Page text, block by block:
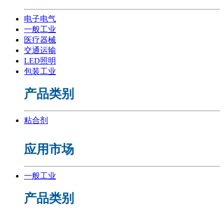
电子电气
一般工业
医疗器械
交通运输
LED照明
包装工业
产品类别
粘合剂
应用市场
一般工业
产品类别